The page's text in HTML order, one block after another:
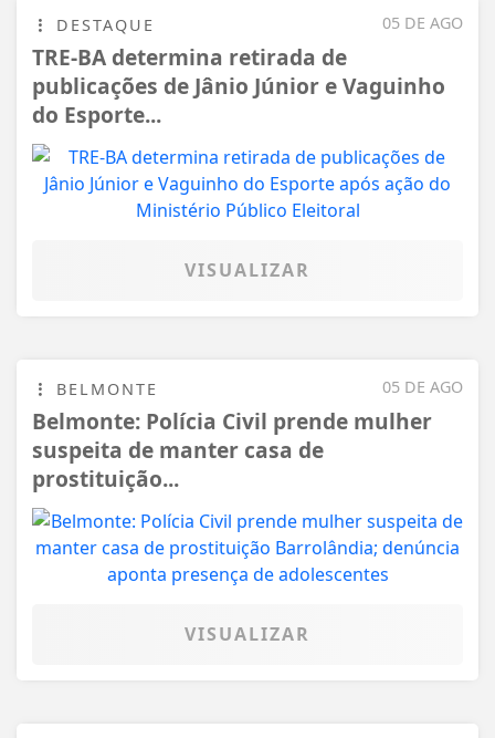
05 DE AGO
DESTAQUE
TRE-BA determina retirada de
publicações de Jânio Júnior e Vaguinho
do Esporte...
VISUALIZAR
05 DE AGO
BELMONTE
Belmonte: Polícia Civil prende mulher
suspeita de manter casa de
prostituição...
VISUALIZAR